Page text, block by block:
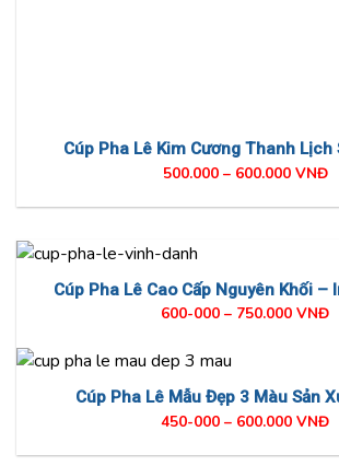
Cúp Pha Lê Kim Cương Thanh Lịch
500.000 – 600.000 VNĐ
Cúp Pha Lê Cao Cấp Nguyên Khối –
600-000 – 750.000 VNĐ
Cúp Pha Lê Mẫu Đẹp 3 Màu Sản
450-000 – 600.000 VNĐ